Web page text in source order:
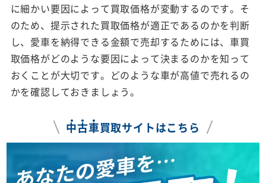
に細かい要因によって買取価格が変動するのです。そ
のため、提示された買取価格が適正であるのかを判断
し、愛車を納得できる金額で売却するためには、車買
取価格がどのような要因によって決まるのかを知って
おくことが大切です。どのような車が高値で売れるの
かを確認しておきましょう。
中古車買取サイトはこちら